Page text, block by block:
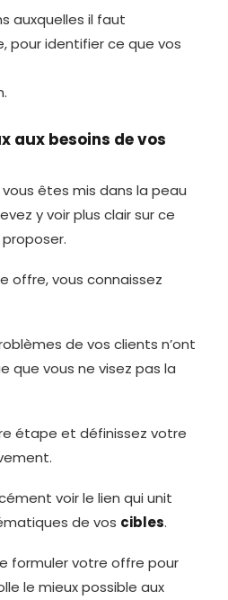
auxquelles il faut
pour identifier ce que vos
aux besoins de vos
êtes mis dans la peau
y voir plus clair sur ce
offre, vous connaissez
de vos clients n’ont
que vous ne visez pas la
étape et définissez votre
voir le lien qui unit
de vos cibles.
formuler votre offre pour
le mieux possible aux